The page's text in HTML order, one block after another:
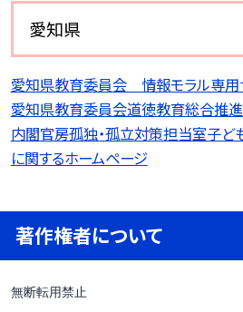
愛知県
愛知県教育委員会 情報モラル専用サ
愛知県教育委員会道徳教育総合推進
内閣官房孤独・孤立対策担当室子ど
に関するホームページ
著作権者について
無断転用禁止